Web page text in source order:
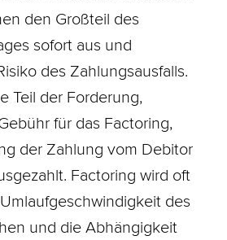
den Großteil des
sofort aus und
des Zahlungsausfalls.
Teil der Forderung,
für das Factoring,
der Zahlung vom Debitor
Factoring wird oft
des
und die Abhängigkeit